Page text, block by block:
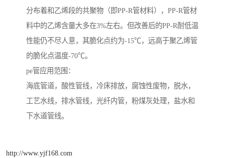
分布着和乙烯段的共聚物（即PP-R管材料），PP-R管材
料中的乙烯含量大多在3%左右。但改善后的PP-R耐低温
性能仍不尽人意，其脆化点约为-15℃，远高于聚乙烯管
的脆化点温度-70℃。
pe管应用范围：
海底管道，酸性管线，冷床排放，腐蚀性废物，脱水，
工艺水线，排水管线，光纤内管，粉煤灰处理，盐水和
下水道管线。
http://www.yjf168.com